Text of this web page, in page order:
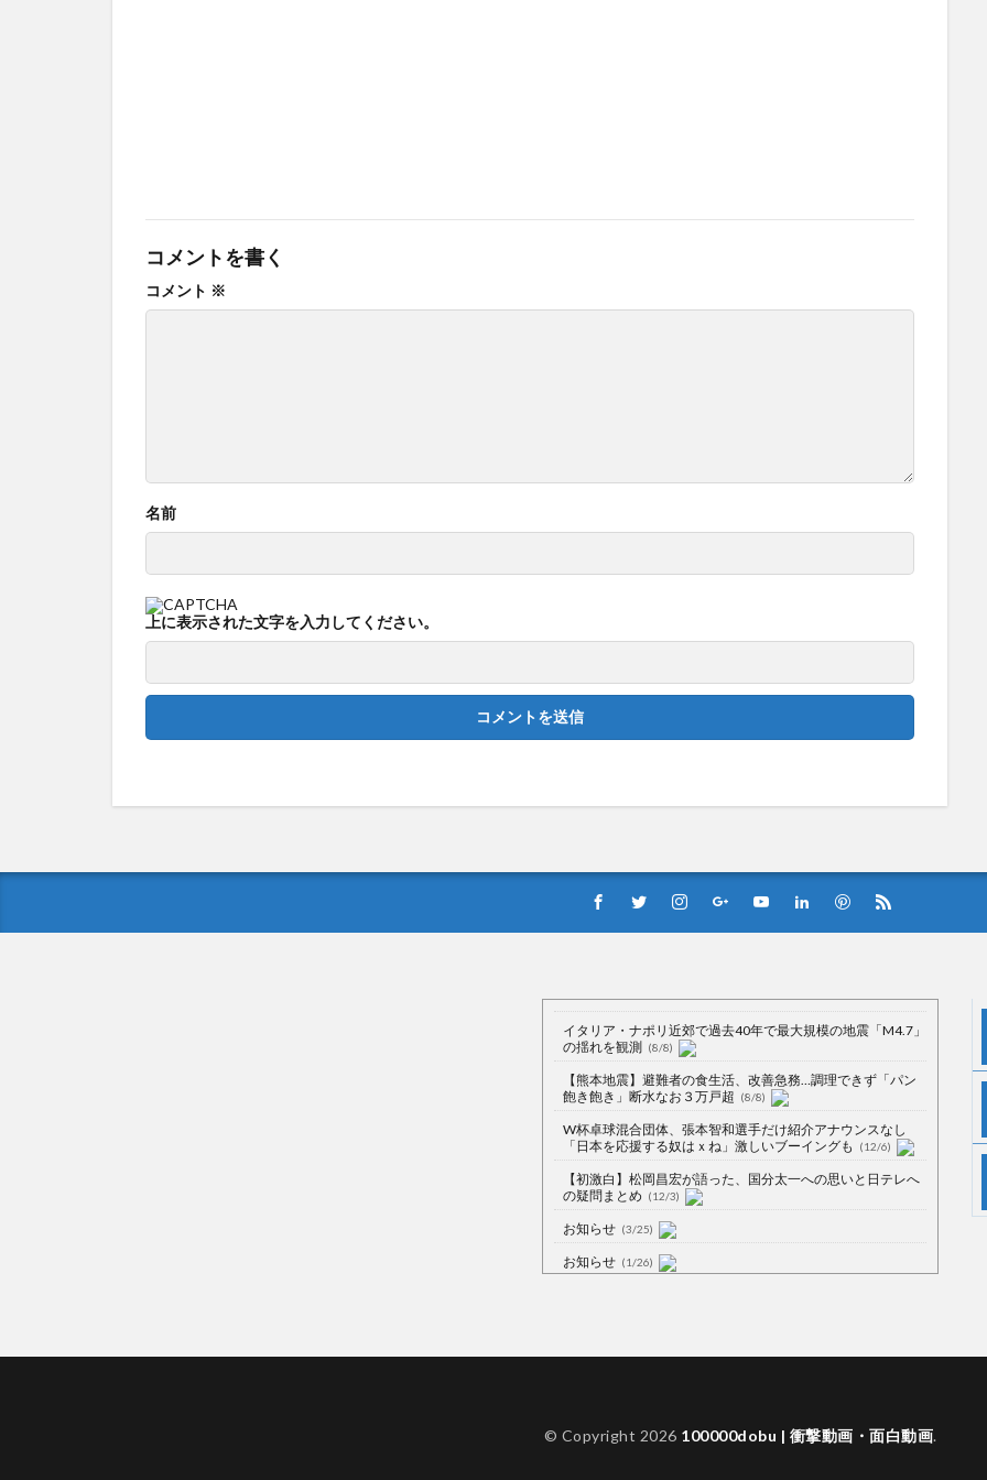
コメントを書く
コメント ※
名前
上に表示された文字を入力してください。
イタリア・ナポリ近郊で過去40年で最大規模の地震「M4.7」
の揺れを観測 (8/8)
【熊本地震】避難者の食生活、改善急務…調理できず「パン
飽き飽き」断水なお３万戸超 (8/8)
W杯卓球混合団体、張本智和選手だけ紹介アナウンスなし
「日本を応援する奴はｘね」激しいブーイングも
(12/6)
【初激白】松岡昌宏が語った、国分太一への思いと日テレへ
の疑問まとめ (12/3)
お知らせ (3/25)
お知らせ (1/26)
広がらず (7/13)
© Copyright 2026 100000dobu | 衝撃動画・面白動画.